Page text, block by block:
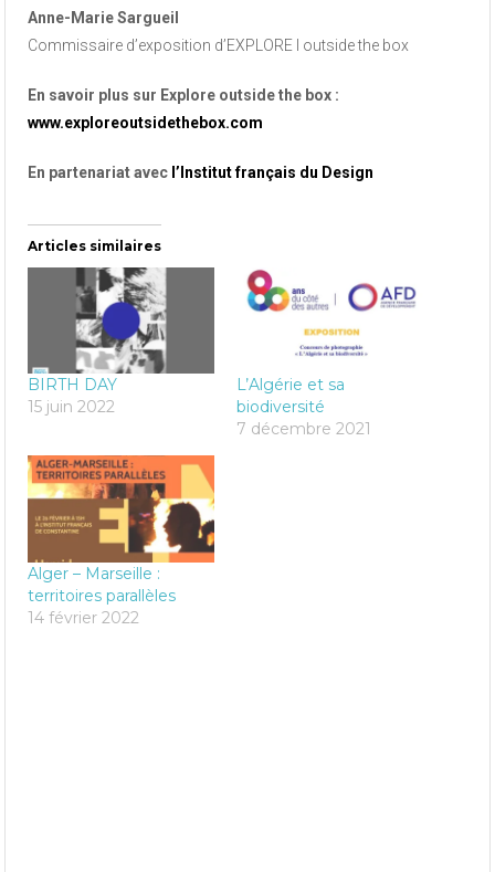
Anne-Marie Sargueil
Commissaire d’exposition d’EXPLORE I outside the box
En savoir plus sur Explore outside the box :
www.exploreoutsidethebox.com
En partenariat avec l’ Institut français du Design
Articles similaires
BIRTH DAY
15 juin 2022
L’Algérie et sa
biodiversité
7 décembre 2021
Alger – Marseille :
territoires parallèles
14 février 2022